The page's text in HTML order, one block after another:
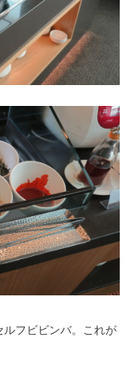
フビビンバ。これが